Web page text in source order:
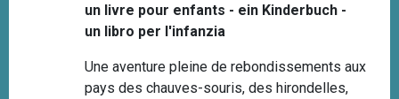
un livre pour enfants - ein Kinderbuch -
un libro per l'infanzia
Une aventure pleine de rebondissements aux
pays des chauves-souris, des hirondelles,